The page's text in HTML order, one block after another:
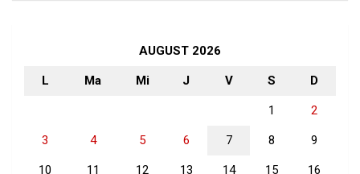
AUGUST 2026
L Ma Mi J V S D
1 2
3 4 5 6 7 8 9
10 11 12 13 14 15 16